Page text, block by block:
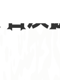
普